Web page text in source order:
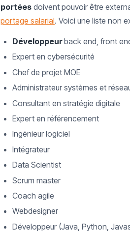
portées doivent pouvoir être
portage salarial. Voici une liste non
Développeurback end, front
Expert en cybersécurité
Chef de projet MOE
Administrateur systèmes et
Consultant en stratégie digitale
Expert en référencement
Ingénieur logiciel
Intégrateur
Data Scientist
Scrum master
Coach agile
Webdesigner
Développeur (Java, Python,